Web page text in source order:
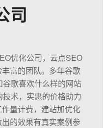
司
优化公司，云点SEO
富的团队。多年谷歌
歌喜欢什么样的网站
术，实惠的价格助力
量计费，建站加优化
的效果有真实案例参